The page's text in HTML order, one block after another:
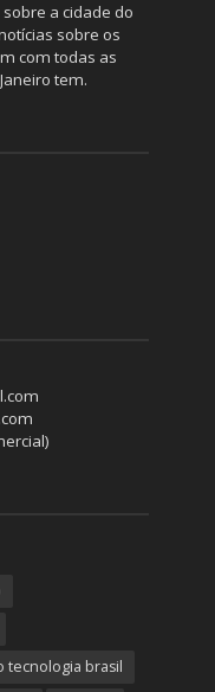
a cidade do
sobre os
com todas as
tem.
tecnologia brasil